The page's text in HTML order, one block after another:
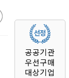
공공기관
우선구매
대상기업